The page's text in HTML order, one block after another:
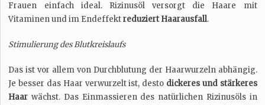
Frauen einfach ideal. Rizinusöl versorgt die Haare mit
Vitaminen und im Endeffektreduziert Haarausfall.
Stimulierung des Blutkreislaufs
Das ist vor allem von Durchblutung der Haarwurzeln abhängig.
Je besser das Haar verwurzelt ist, desto dickeres und stärkeres
Haar wächst. Das Einmassieren des natürlichen Rizinusöls in